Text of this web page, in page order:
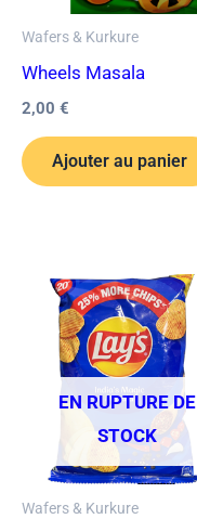
Wafers & Kurkure
Wheels Masala
2,00 €
Ajouter au panier
EN RUPTURE DE
STOCK
Wafers & Kurkure